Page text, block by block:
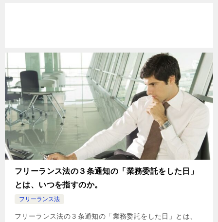
フリーランス法の３条通知の「業務委託をした日」
とは、いつを指すのか。
フリーランス法
フリーランス法の３条通知の「業務委託をした日」とは、